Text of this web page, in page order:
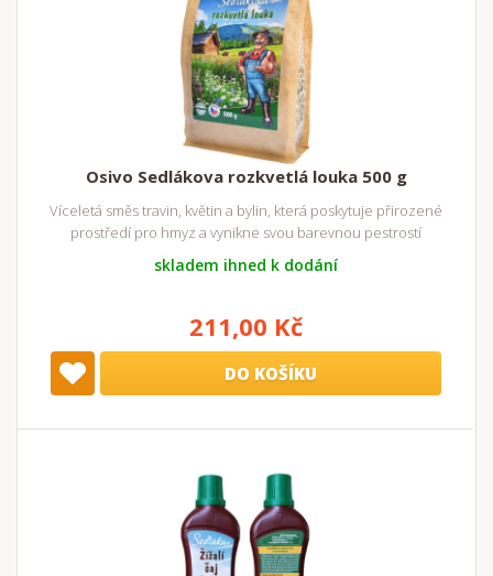
Osivo Sedlákova rozkvetlá louka 500 g
Víceletá směs travin, květin a bylin, která poskytuje přirozené
prostředí pro hmyz a vynikne svou barevnou pestrostí
skladem ihned k dodání
211,00 Kč
DO KOŠÍKU